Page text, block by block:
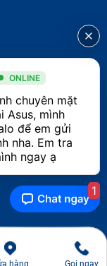
ONE VIỆT NAM
cấp ngày
Quận Tân Phú,
Nam
18001236
hàng Gọi ngay
ONLINE
chuyên mặt
Asus, mình
để em gửi
nha. Em tra
ngay ạ
1